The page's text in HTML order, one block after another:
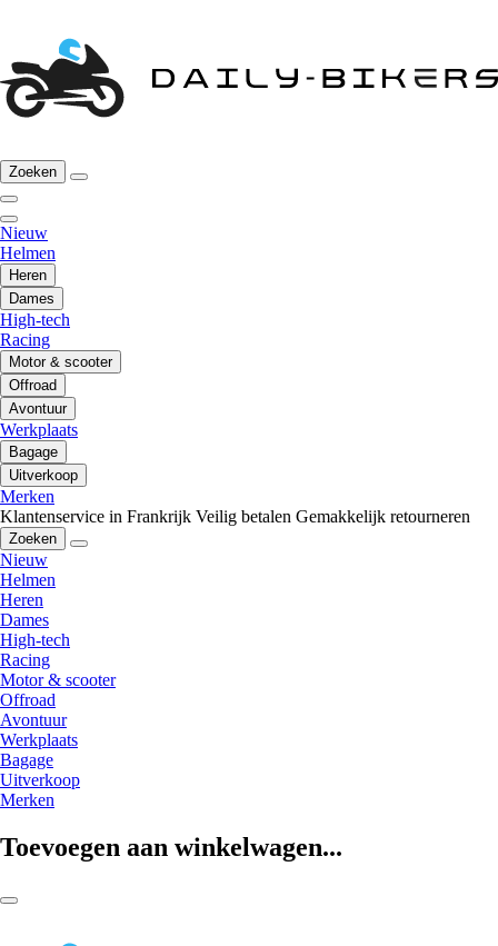
Zoeken
Nieuw
Helmen
Heren
Dames
High-tech
Racing
Motor & scooter
Offroad
Avontuur
Werkplaats
Bagage
Uitverkoop
Merken
Klantenservice in Frankrijk Veilig betalen Gemakkelijk retourneren
Zoeken
Nieuw
Helmen
Heren
Dames
High-tech
Racing
Motor & scooter
Offroad
Avontuur
Werkplaats
Bagage
Uitverkoop
Merken
Toevoegen aan winkelwagen...